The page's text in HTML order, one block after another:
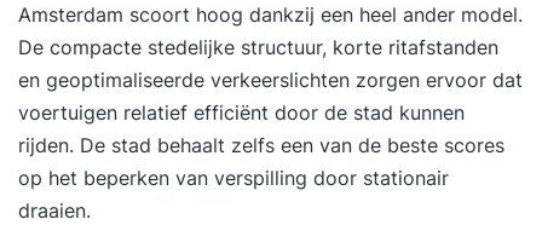
Amsterdam scoort hoog dankzij een heel ander model.
De compacte stedelijke structuur, korte ritafstanden
en geoptimaliseerde verkeerslichten zorgen ervoor dat
voertuigen relatief efficiënt door de stad kunnen
rijden. De stad behaalt zelfs een van de beste scores
op het beperken van verspilling door stationair
draaien.